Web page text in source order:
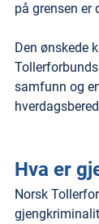
på grensen er
Den ønskede
samfunn og
Hva er
Norsk